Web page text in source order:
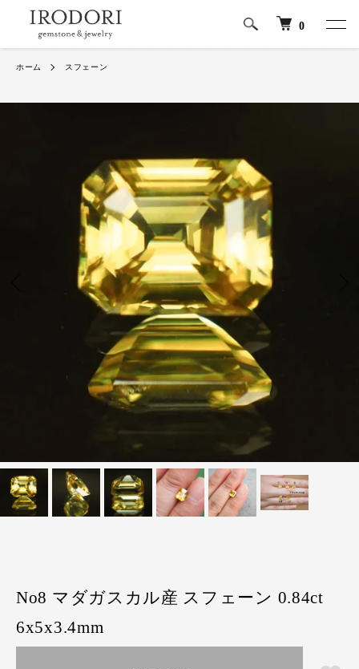
0
ホーム スフェーン
No8 マダガスカル産 スフェーン 0.84ct
6x5x3.4mm